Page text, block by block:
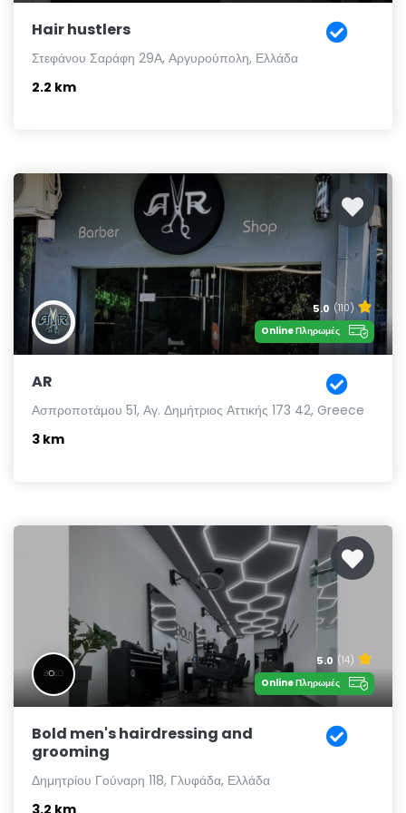
Hair hustlers
Στεφάνου Σαράφη 29Α, Αργυρούπολη, Ελλάδα
2.2 km
5.0 (110)
Online Πληρωμές
AR
Ασπροποτάμου 51, Αγ. Δημήτριος Αττικής 173 42, Greece
3 km
5.0 (14)
Online Πληρωμές
Bold men's hairdressing and
grooming
Δημητρίου Γούναρη 118, Γλυφάδα, Ελλάδα
3.2 km